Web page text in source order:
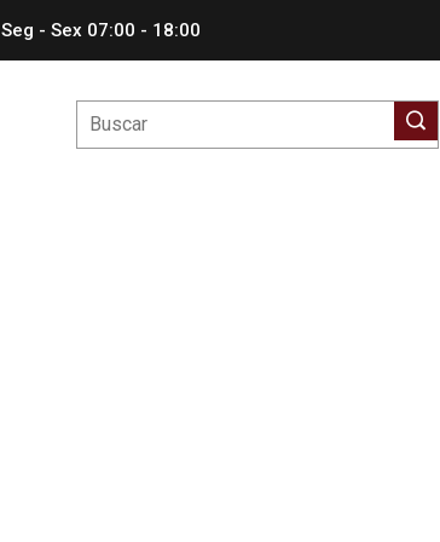
Seg - Sex 07:00 - 18:00